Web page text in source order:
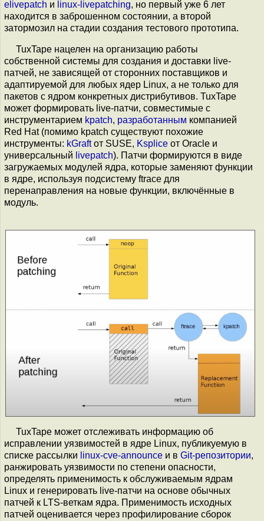
elivepatch и linux-livepatching, но первый уже 6 лет
находится в заброшенном состоянии, а второй
затормозил на стадии создания тестового прототипа.
TuxTape нацелен на организацию работы
собственной системы для создания и доставки live-
патчей, не зависящей от сторонних поставщиков и
адаптируемой для любых ядер Linux, а не только для
пакетов с ядром конкретных дистрибутивов. TuxTape
может формировать live-патчи, совместимые с
инструментарием kpatch, разработанным компанией
Red Hat (помимо kpatch существуют похожие
инструменты: kGraftот SUSE, Ksplice от Oracle и
универсальный livepatch). Патчи формируются в виде
загружаемых модулей ядра, которые заменяют функции
в ядре, используя подсистему ftrace для
перенаправления на новые функции, включённые в
модуль.
TuxTape может отслеживать информацию об
исправлении уязвимостей в ядре Linux, публикуемую в
списке рассылки linux-cve-announce и в Git-репозитории,
ранжировать уязвимости по степени опасности,
определять применимость к обслуживаемым ядрам
Linux и генерировать live-патчи на основе обычных
патчей к LTS-веткам ядра. Применимость исходных
патчей оценивается через профилирование сборок